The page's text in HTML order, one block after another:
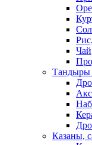
Чай
Тандыры
Казаны,